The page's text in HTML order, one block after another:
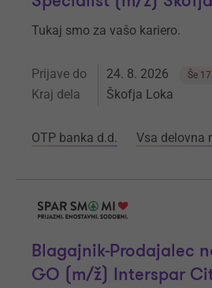
Tukaj smo za vašo kariero.
Prijave do 24. 8. 2026 Še
Kraj dela Škofja Loka
OTP banka d.d. Vsa delovna
Blagajnik-Prodajalec
GO (m/ž) Interspar